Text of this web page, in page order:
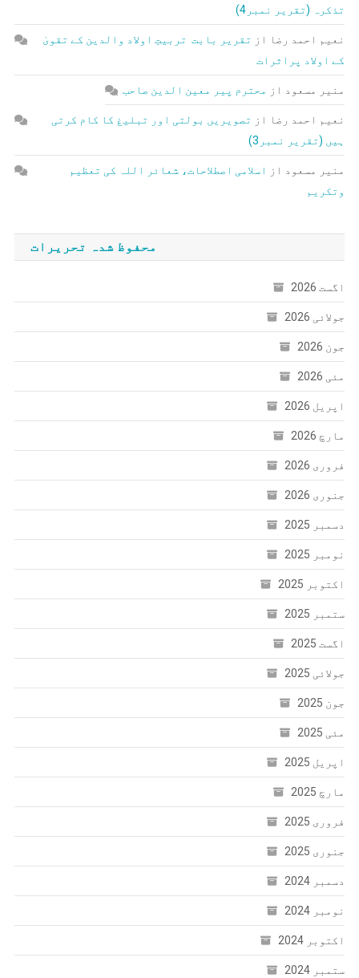
تذکرہ (تقریر نمبر4)
نعیم احمد رضا از تقریر بابت تربیتِ اولاد والدین کے تقویٰ
کے اولاد پراثرات
منیر مسعود از محترم پیر معین الدین صاحب
نعیم احمد رضا از تصویریں بولتی اور تبلیغ کا کام کرتی
ہیں (تقریر نمبر3)
منیر مسعود از
اسلامی اصطلاحات، شعائر اللہ کی تعظیم
وتکریم
محفوظ شدہ تحریرات
اگست 2026
جولائی 2026
جون 2026
مئی 2026
اپریل 2026
مارچ 2026
فروری 2026
جنوری 2026
دسمبر 2025
نومبر 2025
اکتوبر 2025
ستمبر 2025
اگست 2025
جولائی 2025
جون 2025
مئی 2025
اپریل 2025
مارچ 2025
فروری 2025
جنوری 2025
دسمبر 2024
نومبر 2024
اکتوبر 2024
ستمبر 2024